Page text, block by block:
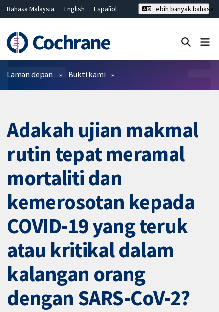
Bahasa Malaysia English
Español
Hrvatski
Deutsch ไทย
繁體中文
简体中文
Lebih banyak bahasa
Penapis
Laman depan Bukti kami
Adakah ujian makmal
rutin tepat meramal
mortaliti dan
kemerosotan kepada
COVID-19 yang teruk
atau kritikal dalam
kalangan orang
dengan SARS-CoV-2?